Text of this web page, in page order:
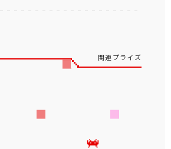
関連プライズ